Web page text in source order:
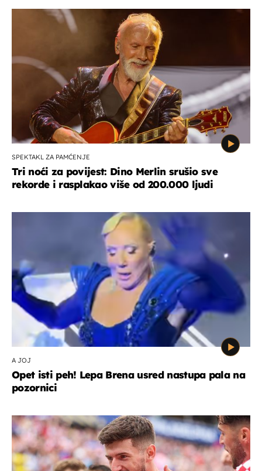
SPEKTAKL ZA PAMĆENJE
Tri noći za povijest: Dino Merlin srušio sve
rekorde i rasplakao više od 200.000 ljudi
A JOJ
Opet isti peh! Lepa Brena usred nastupa pala na
pozornici